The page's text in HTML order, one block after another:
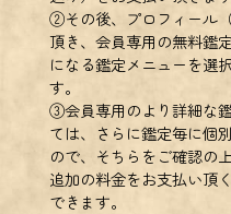
②その後、プロフィール
頂き、会員専用の無料鑑
になる鑑定メニューを選
す。
③会員専用のより詳細な
ては、さらに鑑定毎に個
ので、そちらをご確認の
追加の料金をお支払い頂
できます。